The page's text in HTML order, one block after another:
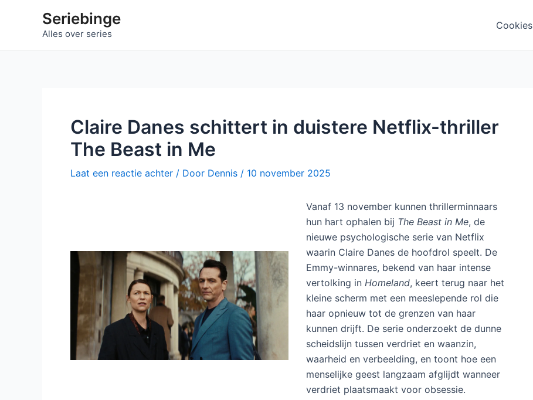
Seriebinge
Alles over series
Cookies
Claire Danes schittert in duistere Netflix-thriller
The Beast in Me
Laat een reactie achter / Door Dennis / 10 november 2025
Vanaf 13 november kunnen thrillerminnaars
hun hart ophalen bij The Beast in Me, de
nieuwe psychologische serie van Netflix
waarin Claire Danes de hoofdrol speelt. De
Emmy-winnares, bekend van haar intense
vertolking in Homeland, keert terug naar het
kleine scherm met een meeslepende rol die
haar opnieuw tot de grenzen van haar
kunnen drijft. De serie onderzoekt de dunne
scheidslijn tussen verdriet en waanzin,
waarheid en verbeelding, en toont hoe een
menselijke geest langzaam afglijdt wanneer
verdriet plaatsmaakt voor obsessie.